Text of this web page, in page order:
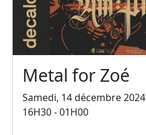
Metal for Zoé
Samedi, 14 décembre 2024
16H30 - 01H00